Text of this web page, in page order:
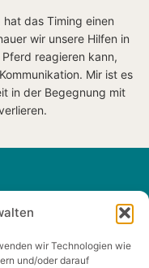
wir Technologien wie
und/oder darauf
das Timing einen
wir unsere Hilfen in
reagieren kann,
Mir ist es
in der Begegnung mit